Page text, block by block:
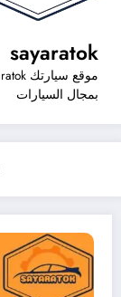
sayaratok
بمجال السيارات